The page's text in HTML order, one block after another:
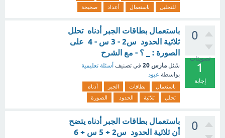
للتحليل
باستعمال أعداد صحيحة
0
تصويتات
1
إجابة
باستعمال بطاقات الجبر أدناه تحلل
ثلاثية الحدود س2 - 3 س - 4 على
الصورة : _ ؟ - مع الشرح
سُئل مارس 20 في تصنيف أسئلة تعليمية
بواسطة عبود
باستعمال بطاقات الجبر
أدناه
تحلل
ثلاثية الحدود الصورة
0
باستعمال بطاقات الجبر أدناه يتضح